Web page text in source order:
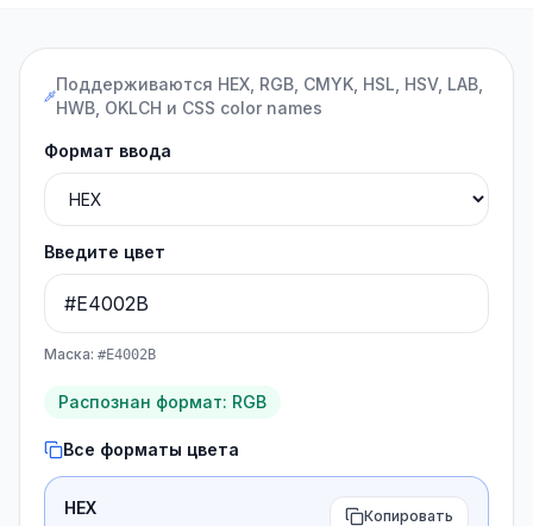
Поддерживаются HEX, RGB, CMYK, HSL, HSV, LAB,
HWB, OKLCH и CSS color names
Формат ввода
Введите цвет
Маска: #E4002B
Распознан формат: RGB
Все форматы цвета
HEX Копировать